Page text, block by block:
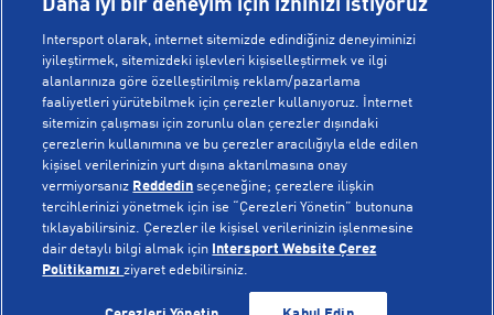
Hakkımızda
Mağazalarımız
Bilgi Toplumu Hizmetleri
Gizlilik Politikası
İşlem Rehberi
Kampanyalar
Çerez Politikası
YARDIM
Sipariş Takibi
İptal & İade
Sıkça Sorulan Sorular
Yetkili Servis Listesi
Bize Ulaşın
POPÜLER KOLEKSİYONLAR
Voleybol Milli Takım Formaları
New Balance 408
Nike Initiator
© Copyright INTERSPORT 2026
Üyelik SözleşmesiGizlilikÇerezler
Daha iyi bir deneyim için izninizi istiyoruz
Intersport olarak, internet sitemizde edindiğiniz deneyiminizi
iyileştirmek, sitemizdeki işlevleri kişiselleştirmek ve ilgi
alanlarınıza göre özelleştirilmiş reklam/pazarlama
faaliyetleri yürütebilmek için çerezler kullanıyoruz. İnternet
sitemizin çalışması için zorunlu olan çerezler dışındaki
çerezlerin kullanımına ve bu çerezler aracılığıyla elde edilen
kişisel verilerinizin yurt dışına aktarılmasına onay
vermiyorsanız Reddedin seçeneğine; çerezlere ilişkin
tercihlerinizi yönetmek için ise “Çerezleri Yönetin” butonuna
tıklayabilirsiniz. Çerezler ile kişisel verilerinizin işlenmesine
dair detaylı bilgi almak için
Intersport Website Çerez
Politikamızıziyaret edebilirsiniz.